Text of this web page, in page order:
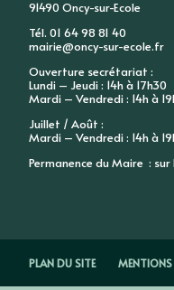
91490 Oncy-sur-Ecole
Tél. 01 64 98 81 40
mairie@oncy-sur-ecole.fr
Ouverture secrétariat :
Lundi – Jeudi : 14h à 17h30
Mardi – Vendredi : 14h à
Juillet / Août :
Mardi – Vendredi : 14h à
Permanence du Maire : sur
PLAN DU SITE MENTIONS